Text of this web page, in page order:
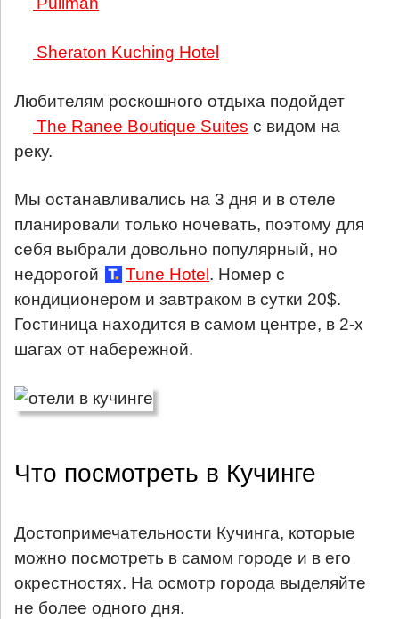
Sheraton Kuching Hotel
Любителям роскошного отдыха подойдет
The Ranee Boutique Suites с видом на
реку.
Мы останавливались на 3 дня и в отеле
планировали только ночевать, поэтому для
себя выбрали довольно популярный, но
недорогой
Tune Hotel . Номер с
кондиционером и завтраком в сутки 20$.
Гостиница находится в самом центре, в 2-х
шагах от набережной.
Что посмотреть в Кучинге
Достопримечательности Кучинга, которые
можно посмотреть в самом городе и в его
окрестностях. На осмотр города выделяйте
не более одного дня.